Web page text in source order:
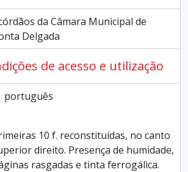
da Câmara Municipal de
Delgada
de acesso e utilização
português
10 f. reconstituídas, no canto
direito. Presença de humidade,
rasgadas e tinta ferrogálica.